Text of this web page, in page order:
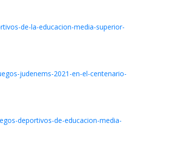
de-la-educacion-media-superior-
judenems-2021-en-el-centenario-
deportivos-de-educacion-media-